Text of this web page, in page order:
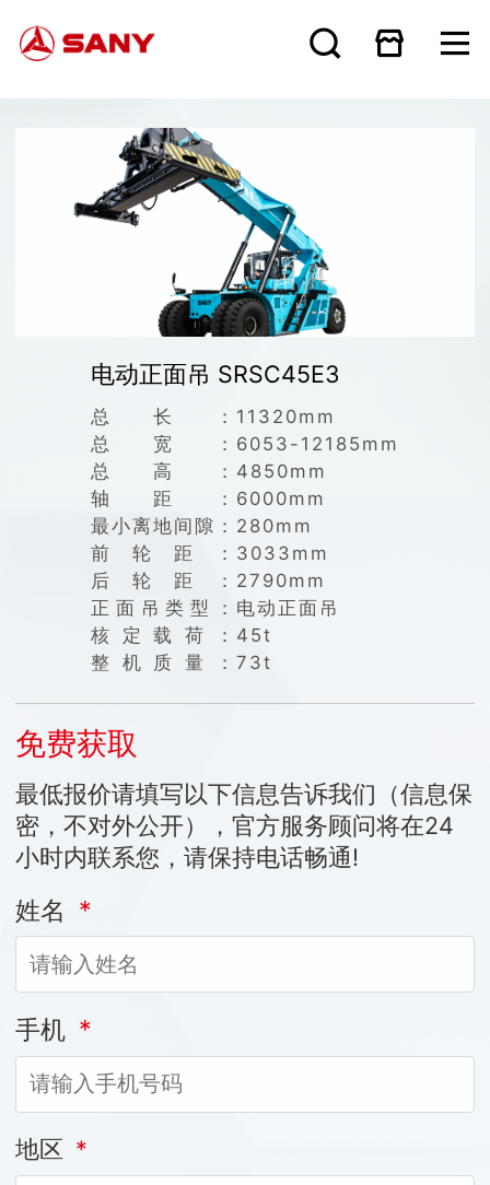
电动正面吊 SRSC45E3
总长：
总宽：
总高：
轴距：
最小离地间隙：
前轮距：
后轮距：
正面吊类型：
核定载荷：
整机质量：
11320mm
6053-12185mm
4850mm
6000mm
280mm
3033mm
2790mm
电动正面吊
45t
73t
免费获取
最低报价请填写以下信息告诉我们（信息保
密，不对外公开），官方服务顾问将在24
小时内联系您，请保持电话畅通!
姓名 *
手机 *
地区 *